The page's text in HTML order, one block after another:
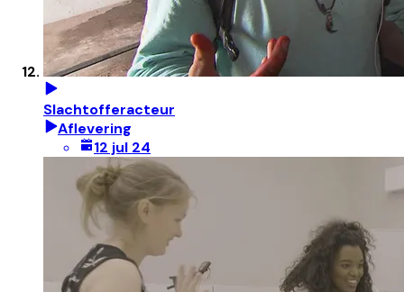
Slachtofferacteur
Aflevering
12 jul 24